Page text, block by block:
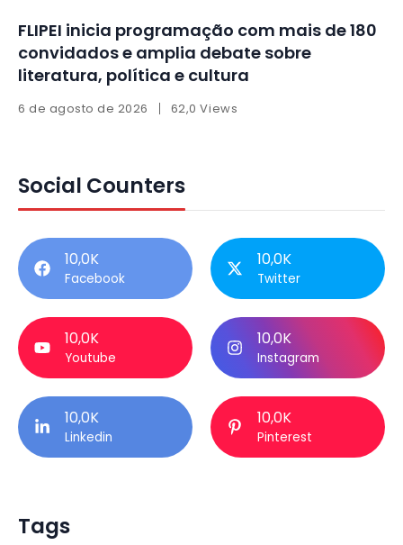
FLIPEI inicia programação com mais de 180
convidados e amplia debate sobre
literatura, política e cultura
6 de agosto de 2026 62,0 Views
Social Counters
10,0K
Facebook
10,0K
Twitter
10,0K
Youtube
10,0K
Instagram
10,0K
Linkedin
10,0K
Pinterest
Tags